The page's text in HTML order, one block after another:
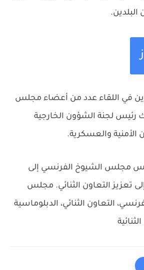
البلدين.
في اللقاء عدد من أعضاء مجلس
رئيس لجنة الشؤون الخارجية
والعسكرية.
مجلس الشيوخ الفرنسي إلى
التعاون الثنائي. مجلس
التعاون الثنائي، الدبلوماسية